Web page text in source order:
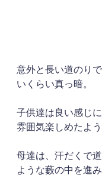
意外と長い道のり
いくらい真っ暗。
子供達は良い感じ
雰囲気楽しめたよう
母達は、汗だくで
ような藪の中を進